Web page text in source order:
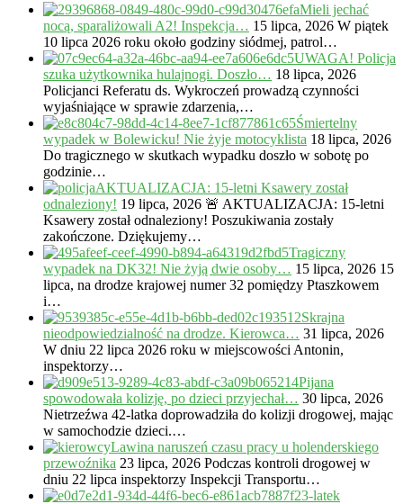
Mieli jechać
nocą, sparaliżowali A2! Inspekcja… 15 lipca, 2026 W piątek
10 lipca 2026 roku około godziny siódmej, patrol…
UWAGA! Policja
szuka użytkownika hulajnogi. Doszło… 18 lipca, 2026
Policjanci Referatu ds. Wykroczeń prowadzą czynności
wyjaśniające w sprawie zdarzenia,…
Śmiertelny
wypadek w Bolewicku! Nie żyje motocyklista 18 lipca, 2026
Do tragicznego w skutkach wypadku doszło w sobotę po
godzinie…
AKTUALIZACJA: 15-letni Ksawery został
odnaleziony! 19 lipca, 2026 🚨 AKTUALIZACJA: 15-letni
Ksawery został odnaleziony! Poszukiwania zostały
zakończone. Dziękujemy…
Tragiczny
wypadek na DK32! Nie żyją dwie osoby… 15 lipca, 2026 15
lipca, na drodze krajowej numer 32 pomiędzy Ptaszkowem
i…
Skrajna
nieodpowiedzialność na drodze. Kierowca… 31 lipca, 2026
W dniu 22 lipca 2026 roku w miejscowości Antonin,
inspektorzy…
Pijana
spowodowała kolizję, po dzieci przyjechał… 30 lipca, 2026
Nietrzeźwa 42-latka doprowadziła do kolizji drogowej, mając
w samochodzie dzieci.…
Lawina naruszeń czasu pracy u holenderskiego
przewoźnika 23 lipca, 2026 Podczas kontroli drogowej w
dniu 22 lipca inspektorzy Inspekcji Transportu…
23-latek